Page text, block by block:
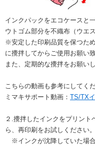
インクパックをエコケースと
ウトゴム部分を不織布（ウエ
※安定した印刷品質を保つた
に攪拌してからご使用お願い致
また、定期的な攪拌をお願いし
こちらの動画も参考にしてくだ
ミマキサポート動画： TS/TX
２.攪拌したインクをプリン
ら、再印刷をお試しください。
※インクが沈降していた場